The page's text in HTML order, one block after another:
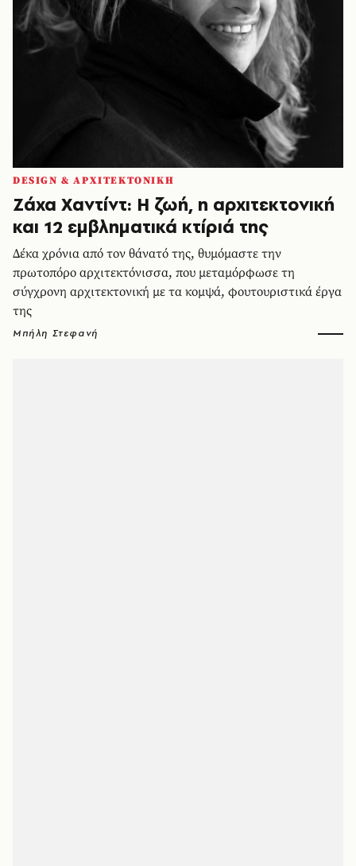
DESIGN & ΑΡΧΙΤΕΚΤΟΝΙΚΗ
Ζάχα Χαντίντ: Η ζωή, η αρχιτεκτονική
και 12 εμβληματικά κτίριά της
Δέκα χρόνια από τον θάνατό της, θυμόμαστε την
πρωτοπόρο αρχιτεκτόνισσα, που μεταμόρφωσε τη
σύγχρονη αρχιτεκτονική με τα κομψά, φουτουριστικά έργα
της
Μπήλη Στεφανή